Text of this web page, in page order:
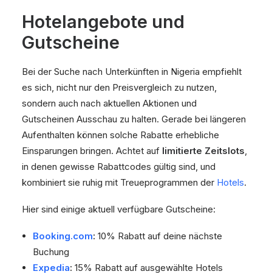
Hotelangebote und
Gutscheine
Bei der Suche nach Unterkünften in Nigeria empfiehlt
es sich, nicht nur den Preisvergleich zu nutzen,
sondern auch nach aktuellen Aktionen und
Gutscheinen Ausschau zu halten. Gerade bei längeren
Aufenthalten können solche Rabatte erhebliche
Einsparungen bringen. Achtet auf limitierte Zeitslots,
in denen gewisse Rabattcodes gültig sind, und
kombiniert sie ruhig mit Treueprogrammen der Hotels.
Hier sind einige aktuell verfügbare Gutscheine:
Booking.com: 10% Rabatt auf deine nächste
Buchung
Expedia: 15% Rabatt auf ausgewählte Hotels